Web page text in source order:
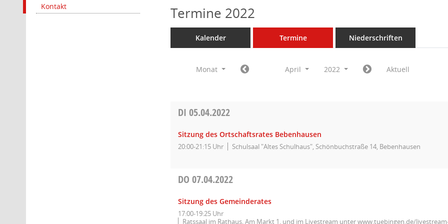
Kontakt Termine 2022
Kalender Termine Niederschriften
Monat April 2022 Aktuell
DI05.04.2022
Sitzung des Ortschaftsrates Bebenhausen
20:00-21:15 Uhr Schulsaal "Altes Schulhaus", Schönbuchstraße 14, Bebenhausen
DO07.04.2022
Sitzung des Gemeinderates
17:00-19:25 Uhr
Ratssaal im Rathaus, Am Markt 1, und im Livestream unter www.tuebingen.de/